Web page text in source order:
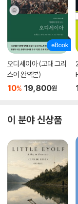
오디세이아 (고대 그리
스어 완역본)
10% 19,800원
이 분야 신상품